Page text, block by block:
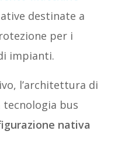
destinate a
per i
impianti.
l’architettura di
tecnologia bus
nativa